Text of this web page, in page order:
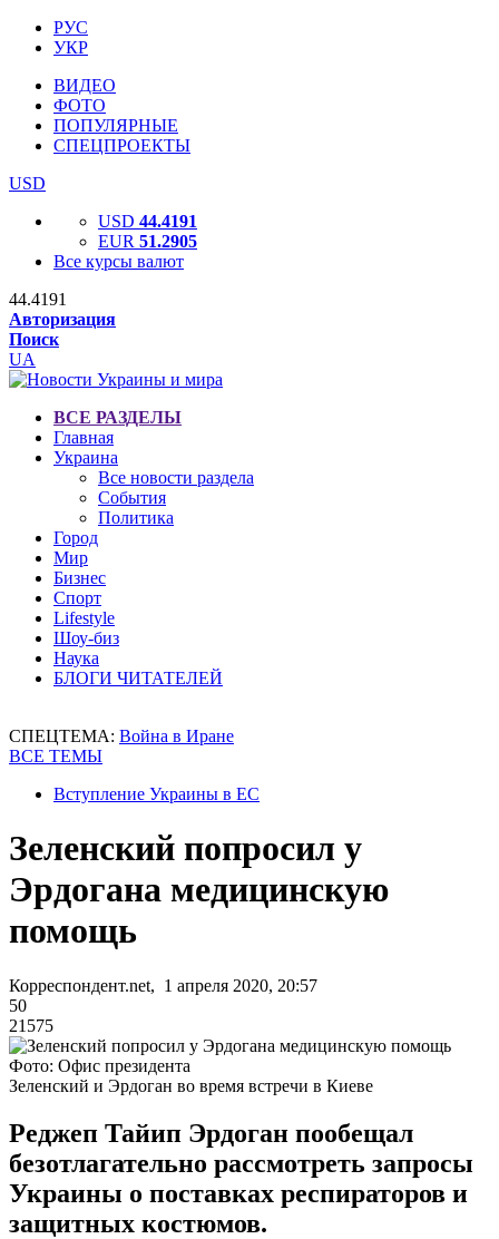
РУС
УКР
ВИДЕО
ФОТО
ПОПУЛЯРНЫЕ
СПЕЦПРОЕКТЫ
USD
USD 44.4191
EUR 51.2905
Все курсы валют
44.4191
Авторизация
Поиск
UA
ВСЕ РАЗДЕЛЫ
Главная
Украина
Все новости раздела
События
Политика
Город
Мир
Бизнес
Спорт
Lifestyle
Шоу-биз
Наука
БЛОГИ ЧИТАТЕЛЕЙ
СПЕЦТЕМА: Война в Иране
ВСЕ ТЕМЫ
Вступление Украины в ЕС
Зеленский попросил у
Эрдогана медицинскую
помощь
Корреспондент.net, 1 апреля 2020, 20:57
50
21575
Фото: Офис президента
Зеленский и Эрдоган во время встречи в Киеве
Реджеп Тайип Эрдоган пообещал
безотлагательно рассмотреть запросы
Украины о поставках респираторов и
защитных костюмов.